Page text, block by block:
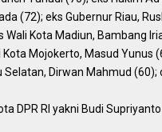
(72); eks Gubernur Riau,
Wali Kota Madiun, Bambang
Kota Mojokerto, Masud Yunus
Dirwan Mahmud (60);
DPR RI yakni Budi